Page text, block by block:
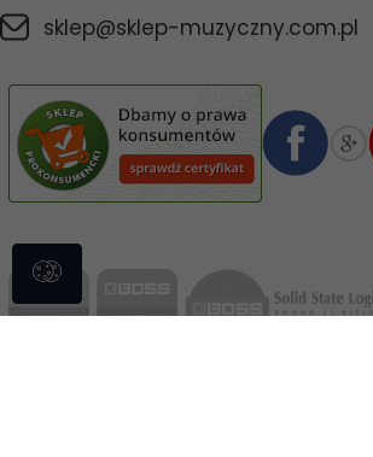
sklep@sklep-muzyczny.com.pl